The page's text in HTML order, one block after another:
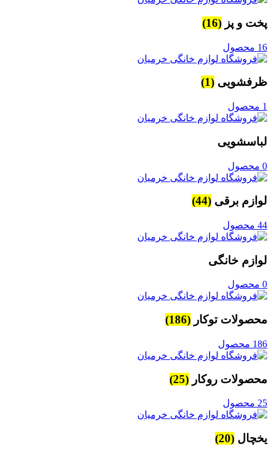
پخت و پز (16)
16 محصول
ظرفشویی (1)
1 محصول
لباسشویی
0 محصول
لوازم برقی (44)
44 محصول
لوازم خانگی
0 محصول
محصولات توکار (186)
186 محصول
محصولات روکار (25)
25 محصول
یخچال (20)